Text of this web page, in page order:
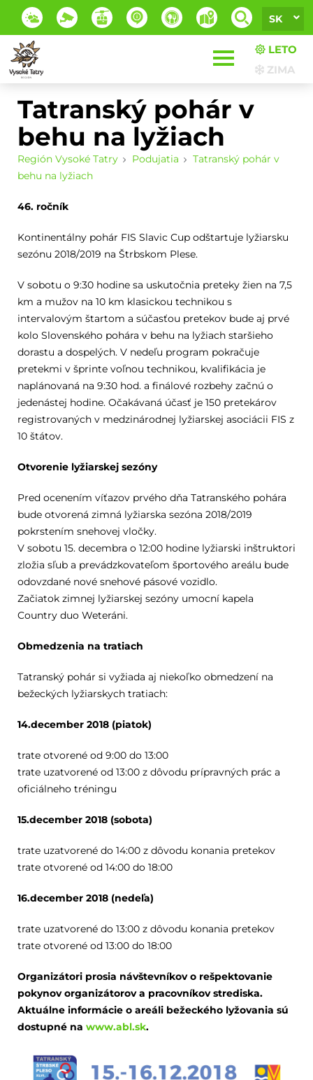
SK
LETO
ZIMA
Tatranský pohár v
behu na lyžiach
Región Vysoké Tatry Podujatia
Tatranský pohár v
behu na lyžiach
46. ročník
Kontinentálny pohár FIS Slavic Cup odštartuje lyžiarsku
sezónu 2018/2019 na Štrbskom Plese.
V sobotu o 9:30 hodine sa uskutočnia preteky žien na 7,5
km a mužov na 10 km klasickou technikou s
intervalovým štartom a súčasťou pretekov bude aj prvé
kolo Slovenského pohára v behu na lyžiach staršieho
dorastu a dospelých. V nedeľu program pokračuje
pretekmi v šprinte voľnou technikou, kvalifikácia je
naplánovaná na 9:30 hod. a finálové rozbehy začnú o
jedenástej hodine. Očakávaná účasť je 150 pretekárov
registrovaných v medzinárodnej lyžiarskej asociácii FIS z
10 štátov.
Otvorenie lyžiarskej sezóny
Pred ocenením víťazov prvého dňa Tatranského pohára
bude otvorená zimná lyžiarska sezóna 2018/2019
pokrstením snehovej vločky.
V sobotu 15. decembra o 12:00 hodine lyžiarski inštruktori
zložia sľub a prevádzkovateľom športového areálu bude
odovzdané nové snehové pásové vozidlo.
Začiatok zimnej lyžiarskej sezóny umocní kapela
Country duo Weteráni.
Obmedzenia na tratiach
Tatranský pohár si vyžiada aj niekoľko obmedzení na
bežeckých lyžiarskych tratiach:
14.december 2018 (piatok)
trate otvorené od 9:00 do 13:00
trate uzatvorené od 13:00 z dôvodu prípravných prác a
oficiálneho tréningu
15.december 2018 (sobota)
trate uzatvorené do 14:00 z dôvodu konania pretekov
trate otvorené od 14:00 do 18:00
16.december 2018 (nedeľa)
trate uzatvorené do 13:00 z dôvodu konania pretekov
trate otvorené od 13:00 do 18:00
Organizátori prosia návštevníkov o rešpektovanie
pokynov organizátorov a pracovníkov strediska.
Aktuálne informácie o areáli bežeckého lyžovania sú
dostupné na www.abl.sk.